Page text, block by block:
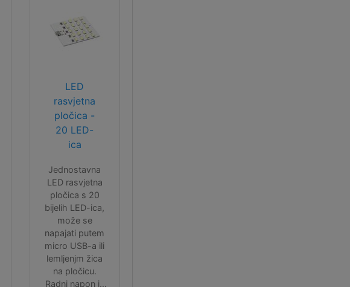
LED
rasvjetna
pločica -
20 LED-
ica
Jednostavna
LED rasvjetna
pločica s 20
bijelih LED-ica,
može se
napajati putem
micro USB-a ili
lemljenjm žica
na pločicu.
Radni napon je